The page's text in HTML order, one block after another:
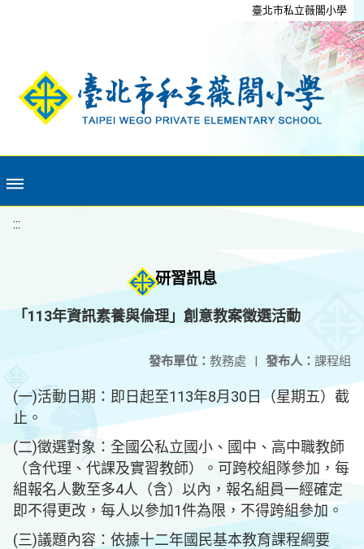
臺北市私立薇閣小學
:::
研習訊息
「113年資訊素養與倫理」創意教案徵選活動
發布人： 課程組
發布單位： 教務處 |
(一)活動日期：即日起至113年8月30日（星期五）截
止。
(二)徵選對象：全國公私立國小、國中、高中職教師
（含代理、代課及實習教師）。可跨校組隊參加，每
組報名人數至多4人（含）以內，報名組員一經確定
即不得更改，每人以參加1件為限，不得跨組參加。
(三)議題內容：依據十二年國民基本教育課程綱要